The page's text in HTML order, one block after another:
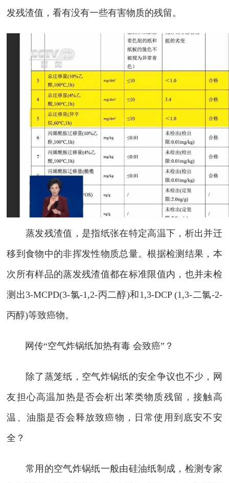
发残渣值，看有没有一些有害物质的残留。
蒸发残渣值，是指纸张在特定高温下，析出并迁
移到食物中的非挥发性物质总量。根据检测结果，本
次所有样品的蒸发残渣值都在标准限值内，也并未检
测出3-MCPD(3-氯-1,2-丙二醇)和1,3-DCP (1,3-二氯-2-
丙醇)等致癌物。
网传“空气炸锅纸加热有毒 会致癌”？
除了蒸笼纸，空气炸锅纸的安全争议也不少，网
友担心高温加热是否会析出苯类物质残留，接触高
温、油脂是否会释放致癌物，日常使用到底安不安
全？
常用的空气炸锅纸一般由硅油纸制成，检测专家